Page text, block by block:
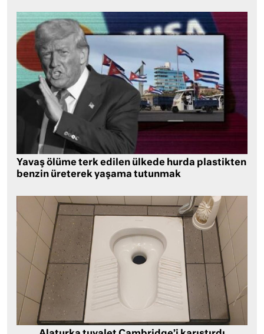
Yavaş ölüme terk edilen ülkede hurda plastikten
benzin üreterek yaşama tutunmak